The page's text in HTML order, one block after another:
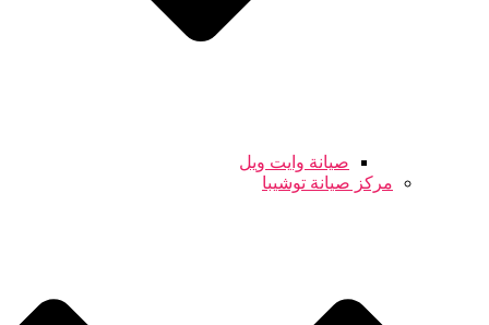
صيانة وايت ويل
مركز صيانة توشيبا